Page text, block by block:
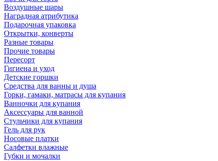
Воздушные шары
Наградная атрибутика
Подарочная упаковка
Открытки, конверты
Разные товары
Прочие товары
Пересорт
Гигиена и уход
Детские горшки
Средства для ванны и душа
Горки, гамаки, матрасы для купания
Ванночки для купания
Аксессуары для ванной
Стульчики для купания
Гель для рук
Носовые платки
Салфетки влажные
Губки и мочалки